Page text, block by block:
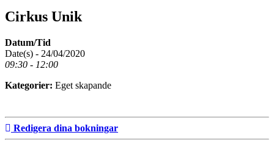
Cirkus Unik
Datum/Tid
Date(s) - 24/04/2020
09:30 - 12:00
Kategorier: Eget skapande
Redigera dina bokningar